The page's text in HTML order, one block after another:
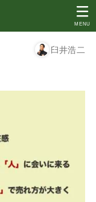
MENU
臼井浩二